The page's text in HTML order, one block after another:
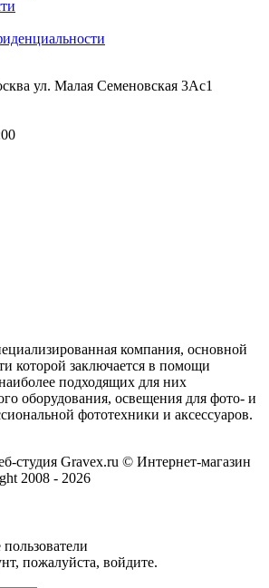
ул. Малая Семеновская 3Ас1
компания, основной
которой заключается в помощи
подходящих для них
оборудования, освещения для фото- и
фототехники и аксессуаров.
студия Gravex.ru © Интернет-магазин
2008 - 2026
пожалуйста, войдите.